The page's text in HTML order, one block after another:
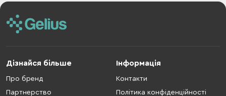
Дізнайся більше
Про бренд
Партнерство
Інформація
Контакти
Політика конфіденційності